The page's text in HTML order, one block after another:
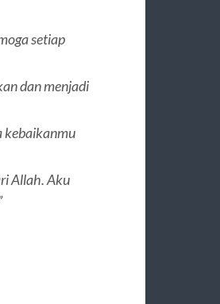
setiap
dan menjadi
kebaikanmu
Allah. Aku